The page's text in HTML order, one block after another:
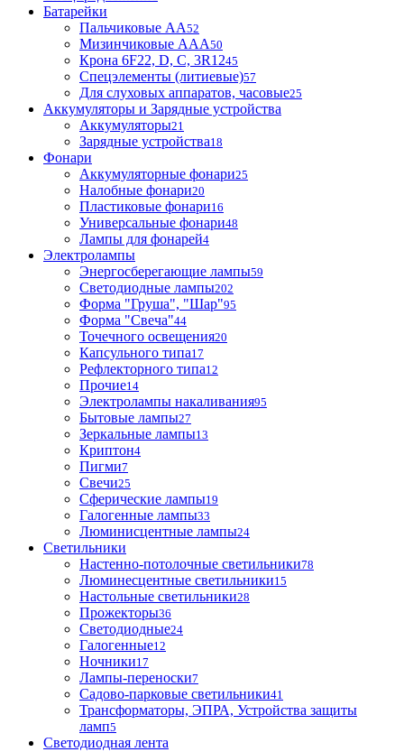
Батарейки
Пальчиковые АА52
Мизинчиковые ААА50
Крона 6F22, D, C, 3R1245
Спецэлементы (литиевые)57
Для слуховых аппаратов, часовые25
Аккумуляторы и Зарядные устройства
Аккумуляторы21
Зарядные устройства18
Фонари
Аккумуляторные фонари25
Налобные фонари20
Пластиковые фонари16
Универсальные фонари48
Лампы для фонарей4
Электролампы
Энергосберегающие лампы59
Светодиодные лампы202
Форма "Груша", "Шар"95
Форма "Свеча"44
Точечного освещения20
Капсульного типа17
Рефлекторного типа12
Прочие14
Электролампы накаливания95
Бытовые лампы27
Зеркальные лампы13
Криптон4
Пигми7
Свечи25
Сферические лампы19
Галогенные лампы33
Люминисцентные лампы24
Светильники
Настенно-потолочные светильники78
Люминесцентные светильники15
Настольные светильники28
Прожекторы36
Светодиодные24
Галогенные12
Ночники17
Лампы-переноски7
Садово-парковые светильники41
Трансформаторы, ЭПРА, Устройства защиты
ламп5
Светодиодная лента